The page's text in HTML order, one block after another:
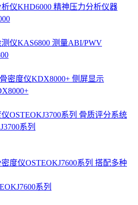
系列
系列